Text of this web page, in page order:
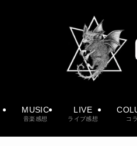
MUSIC
音楽感想
LIVE
ライブ感想 コ